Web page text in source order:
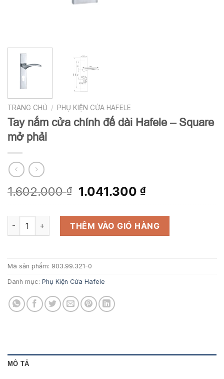
TRANG CHỦ / PHỤ KIỆN CỬA HAFELE
Tay nắm cửa chính đế dài Hafele – Square
mở phải
1.602.000₫
Giá
gốc
là:
1.602.000 ₫.
1.041.300₫Giá
hiện
tại
là:
1.041.300 ₫.
Tay nắm cửa chính đế dài Hafele - Square mở phải số lượng
THÊM VÀO GIỎ HÀNG
Mã sản phẩm: 903.99.321-0
Danh mục: Phụ Kiện Cửa Hafele
MÔ TẢ